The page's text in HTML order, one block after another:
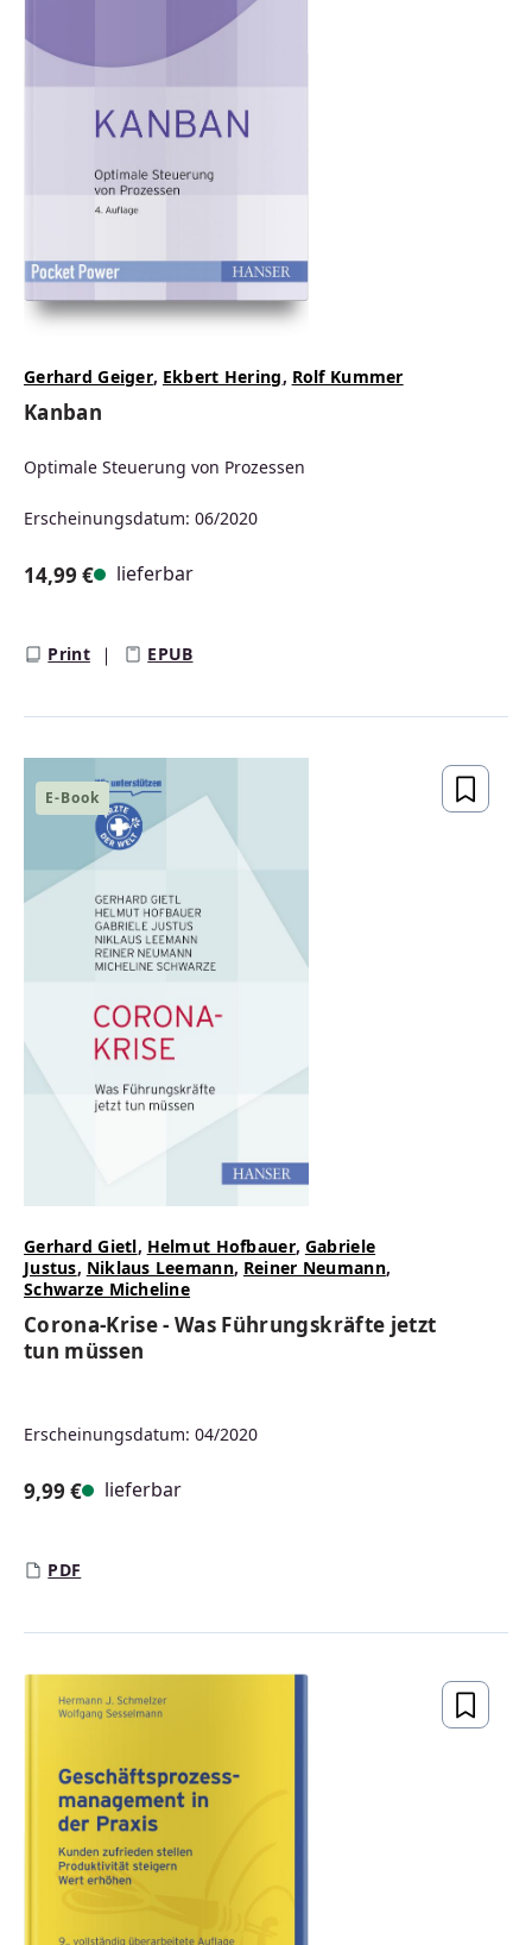
Gerhard Geiger, Ekbert Hering, Rolf Kummer
Kanban
Optimale Steuerung von Prozessen
Erscheinungsdatum: 06/2020
14,99 € lieferbar
Print EPUB
E-Book
Gerhard Gietl, Helmut Hofbauer, Gabriele
Justus, Niklaus Leemann, Reiner Neumann,
Schwarze Micheline
Corona-Krise - Was Führungskräfte jetzt
tun müssen
Erscheinungsdatum: 04/2020
9,99 € lieferbar
PDF